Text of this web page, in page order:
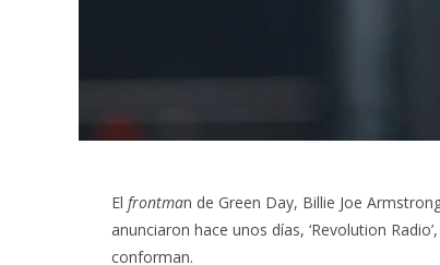
El frontman de Green Day, Billie Joe
anunciaron hace unos días, ‘Revolution
conforman.